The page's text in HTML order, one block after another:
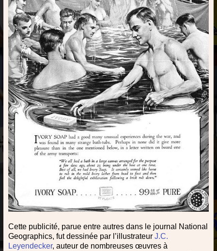
Cette publicité, parue entre autres dans le journal National
Geographics, fut dessinée par l’illustrateur J.C.
Leyendecker, auteur de nombreuses œuvres à